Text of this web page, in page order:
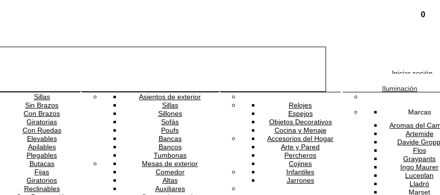
0
Iniciar sesión
Sillas
Sin Brazos
Con Brazos
Giratorias
Con Ruedas
Elevables
Apilables
Plegables
Butacas
Fijas
Giratorios
Reclinables
Asientos de exterior
Sillas
Sillones
Sofás
Poufs
Bancas
Bancos
Tumbonas
Mesas de exterior
Comedor
Altas
Auxiliares
Relojes
Espejos
Objetos Decorativos
Cocina y Menaje
Accesorios del Hogar
Arte y Pared
Percheros
Cojines
Infantiles
Jarrones
Iluminación
Marcas
Aromas del
Artemide
Davide
Flos
Graypants
Ingo Maurer
Luceplan
Lladró
Marset